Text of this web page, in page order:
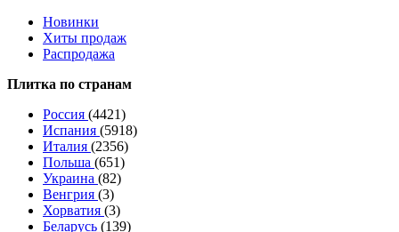
Новинки
Хиты продаж
Распродажа
Плитка по странам
Россия (4421)
Испания (5918)
Италия (2356)
Польша (651)
Украина (82)
Венгрия (3)
Хорватия (3)
Беларусь (139)